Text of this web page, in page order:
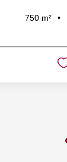
750 m²